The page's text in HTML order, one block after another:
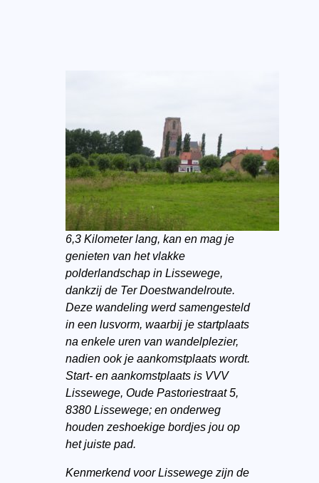
6,3 Kilometer lang, kan en mag je
genieten van het vlakke
polderlandschap in Lissewege,
dankzij de Ter Doestwandelroute.
Deze wandeling werd samengesteld
in een lusvorm, waarbij je startplaats
na enkele uren van wandelplezier,
nadien ook je aankomstplaats wordt.
Start- en aankomstplaats is VVV
Lissewege, Oude Pastoriestraat 5,
8380 Lissewege; en onderweg
houden zeshoekige bordjes jou op
het juiste pad.
Kenmerkend voor Lissewege zijn de